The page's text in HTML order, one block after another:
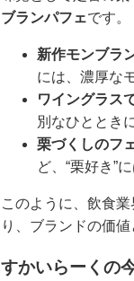
ブランパフェです。
新作モンブラ
には、濃厚な
ワイングラス
別なひととき
栗づくしのフ
ど、“栗好き”
このように、飲食
り、ブランドの価
すかいらーくの